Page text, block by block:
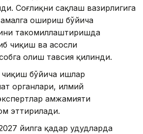
Соғлиқни сақлаш вазирлигига
амалга ошириш бўйича
такомиллаштиришда
чиқиш ва асосли
олиш тавсия қилинди.
бўйича ишлар
органлари, илмий
ҳамжамияти
эттирилади.
йилга қадар ҳудудларда